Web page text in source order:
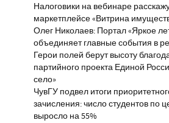
Налоговики на вебинаре
маркетплейсе «Витрина
Олег Николаев: Портал «Яркое
объединяет главные события в
Герои полей берут высоту
партийного проекта Единой
село»
ЧувГУ подвел итоги
зачисления: число студентов по
выросло на 55%